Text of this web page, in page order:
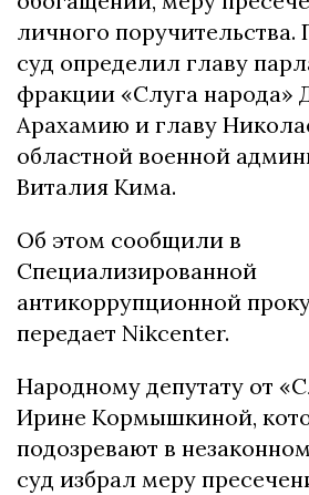
личного
суд определил главу
фракции «Слуга народа»
Арахамию и главу
областной военной
Виталия Кима.
Об этом сообщили в
Специализированной
антикоррупционной
передает Nikcenter.
Народному депутату от
Ирине Кормышкиной,
подозревают в
суд избрал меру